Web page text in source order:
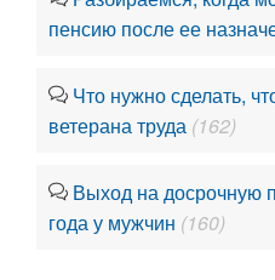
пенсию после ее
Что нужно сделать,
ветерана труда (162)
Выход на досрочную
года у мужчин (160)